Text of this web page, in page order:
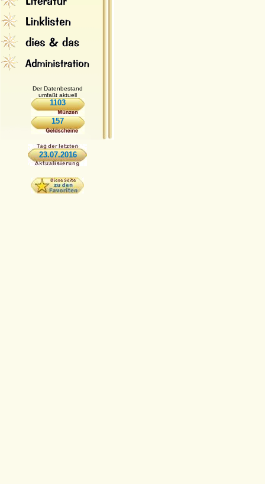
Der Datenbestand
umfaßt aktuell
1103
157
23.07.2016